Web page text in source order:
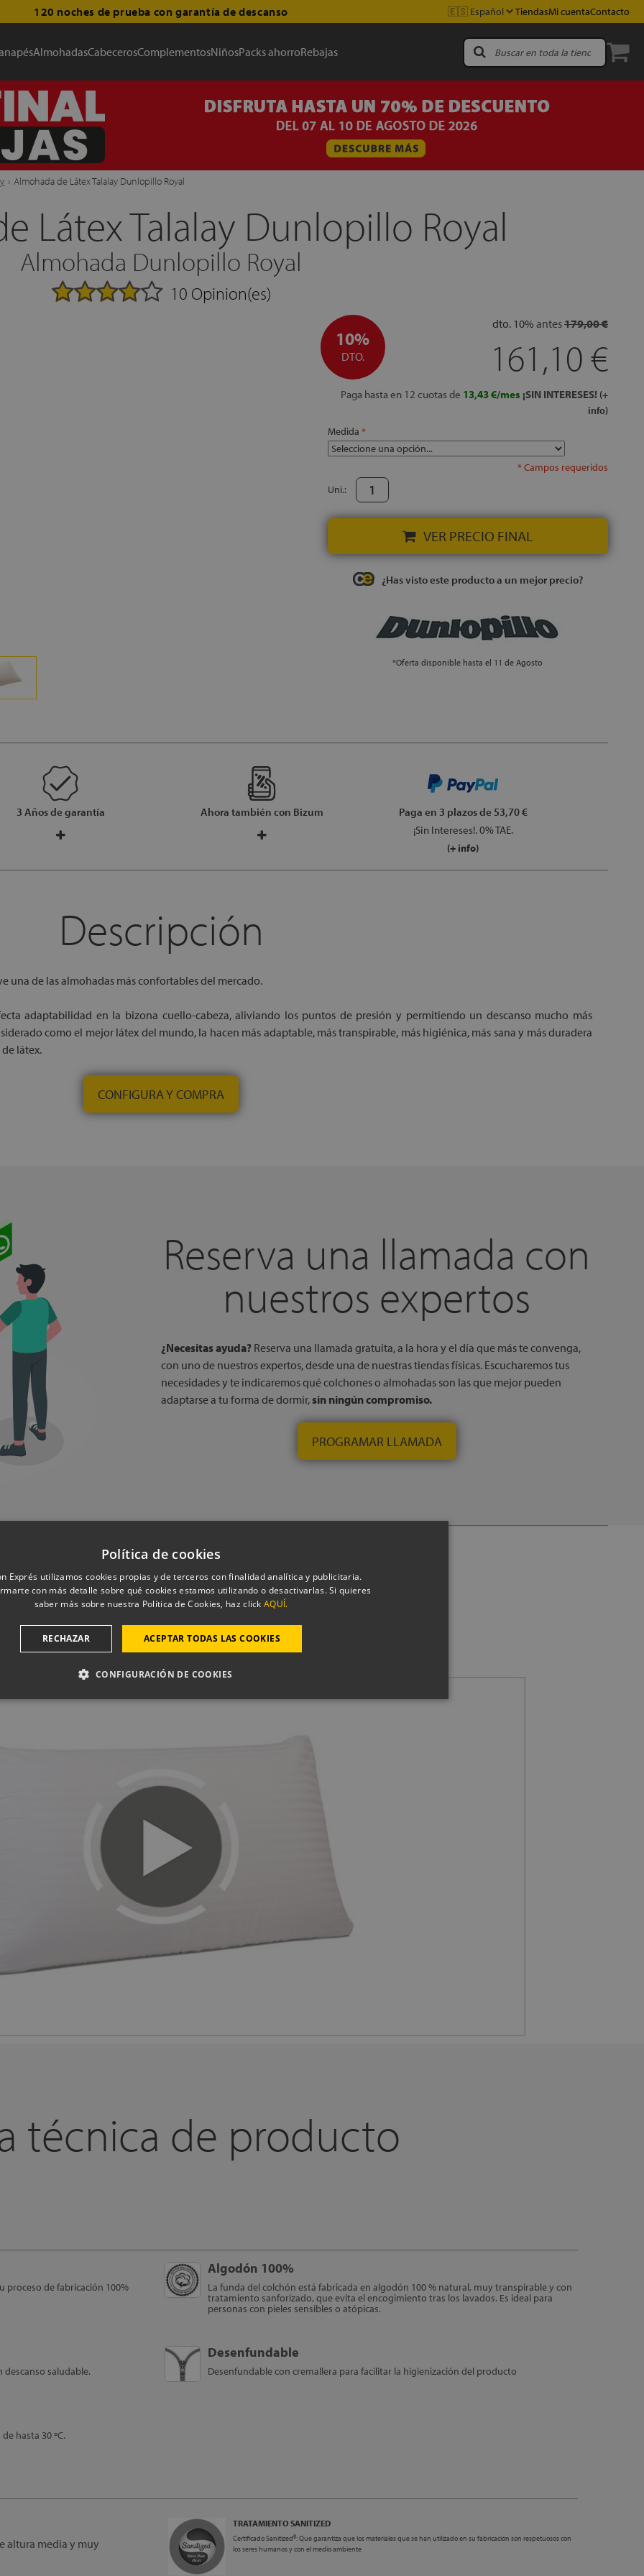
120 noches de prueba con garantía de descanso TiendasMi cuentaContacto
AlmohadasCabecerosComplementosNiñosPacks ahorroRebajas
› Almohada de Látex Talalay Dunlopillo Royal
Látex Talalay Dunlopillo Royal
Almohada Dunlopillo Royal
10 Opinion(es)
10%
DTO.
dto. 10% antes179,00 €
161,10 €
Paga hasta en 12 cuotas de 13,43 €/mes ¡SIN INTERESES! (+
info)
Medida
* Campos requeridos
Uni.:
VER PRECIO FINAL
¿Has visto este producto a un mejor precio?
*Oferta disponible hasta el 11 de Agosto
3 Años de garantía Ahora también con Bizum Paga en 3 plazosde 53,70 €
¡Sin Intereses!. 0% TAE.
(+ info)
Descripción
una de las almohadas más confortables del mercado.
adaptabilidad en la bizona cuello-cabeza, aliviando los puntos de presión y permitiendo un descanso mucho más
como el mejor látex del mundo, la hacen más adaptable, más transpirable, más higiénica, más sana y más duradera
látex.
CONFIGURA Y COMPRA
Reserva una llamada con
nuestros expertos
¿Necesitas ayuda? Reserva una llamada gratuita, a la hora y el día que más te convenga,
con uno de nuestros expertos, desde una de nuestras tiendas físicas. Escucharemos tus
necesidades y te indicaremos qué colchones o almohadas son las que mejor pueden
adaptarse a tu forma de dormir,sin ningún compromiso.
PROGRAMAR LLAMADA
la Almohada Royal de Dunlopillo
técnica de producto
proceso de fabricación 100%
Algodón 100%
La funda del colchón está fabricada en algodón 100 % natural, muy transpirable y con
tratamiento sanforizado, que evita el encogimiento tras los lavados. Es ideal para
personas con pieles sensibles o atópicas.
saludable.
Desenfundable
Desenfundable con cremallera para facilitar la higienización del producto
hasta 30 ºC.
altura media y muy
TRATAMIENTO SANITIZED
Certificado Sanitized®: Que garantiza que los materiales que se han utilizado en su fabricación son respetuosos con
los seres humanos y con el medio ambiente
Política de cookies
Exprés utilizamos cookies propias y de terceros con finalidad analítica y publicitaria.
con más detalle sobre qué cookies estamos utilizando o desactivarlas. Si quieres
saber más sobre nuestra Política de Cookies, haz click AQUÍ.
ACEPTAR TODAS LAS COOKIES
RECHAZAR
CONFIGURACIÓN DE COOKIES